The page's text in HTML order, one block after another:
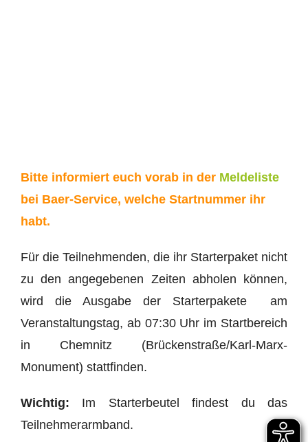
Bitte informiert euch vorab in der Meldeliste
bei Baer-Service, welche Startnummer ihr
habt.
Für die Teilnehmenden, die ihr Starterpaket nicht
zu den angegebenen Zeiten abholen können,
wird die Ausgabe der Starterpakete am
Veranstaltungstag, ab 07:30 Uhr im Startbereich
in Chemnitz (Brückenstraße/Karl-Marx-
Monument) stattfinden.
Wichtig: Im Starterbeutel findest du das
Teilnehmerarmband.